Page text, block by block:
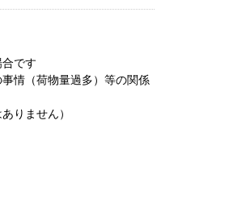
です
情（荷物量過多）等の関係
りません）